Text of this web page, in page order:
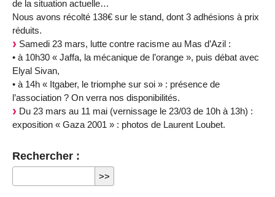
de la situation actuelle…
Nous avons récolté 138€ sur le stand, dont 3 adhésions à prix
réduits.
Samedi 23 mars, lutte contre racisme au Mas d’Azil :
• à 10h30 « Jaffa, la mécanique de l’orange », puis débat avec
Elyal Sivan,
• à 14h « Itgaber, le triomphe sur soi » : présence de
l’association ? On verra nos disponibilités.
Du 23 mars au 11 mai (vernissage le 23/03 de 10h à 13h) :
exposition « Gaza 2001 » : photos de Laurent Loubet.
Rechercher :